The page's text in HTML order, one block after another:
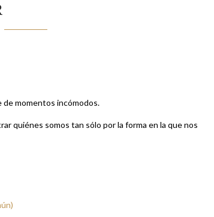
momentos incómodos.
quiénes somos tan sólo por la forma en la que nos